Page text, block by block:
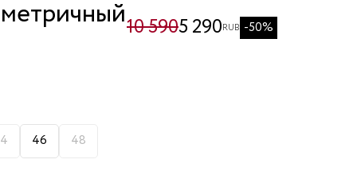
10 5905 290RUB -50%
46 48